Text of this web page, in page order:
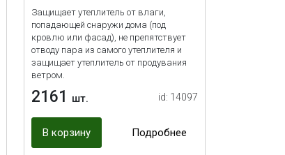
Защищает утеплитель от влаги,
попадающей снаружи дома (под
кровлю или фасад), не препятствует
отводу пара из самого утеплителя и
защищает утеплитель от продувания
ветром.
2161 шт. id: 14097
В корзину Подробнее